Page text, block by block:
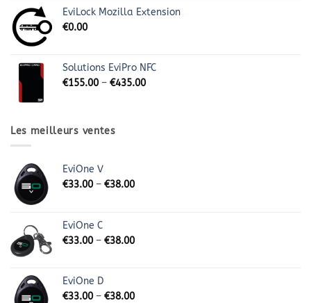
EviLock Mozilla Extension
€0.00
Solutions EviPro NFC
€155.00– €435.00
Les meilleurs ventes
EviOne V
€33.00– €38.00
EviOne C
€33.00– €38.00
EviOne D
€33.00– €38.00